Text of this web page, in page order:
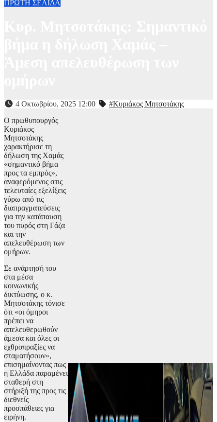
ΠΡΩΤΗ ΣΕΛΙΔΑ
4 Οκτωβρίου, 2025 12:00
#Κυριάκος Μητσοτάκης
Ο πρωθυπουργός
Κυριάκος
Μητσοτάκης
χαρακτήρισε τη
δήλωση της Χαμάς
«σημαντικό βήμα
προς τα εμπρός»,
αναφερόμενος στις
τελευταίες εξελίξεις
γύρω από τις
διαπραγματεύσεις
για την κατάπαυση
του πυρός στη Γάζα
και την
απελευθέρωση των
ομήρων.
Σε ανάρτησή του
στα μέσα
κοινωνικής
δικτύωσης, ο κ.
Μητσοτάκης τόνισε
ότι «οι όμηροι
πρέπει να
απελευθερωθούν
άμεσα και όλες οι
εχθροπραξίες να
σταματήσουν»,
επισημαίνοντας πως
η Ελλάδα παραμένει
σταθερή στη
στήριξή της προς τις
διεθνείς
προσπάθειες για
ειρήνη.